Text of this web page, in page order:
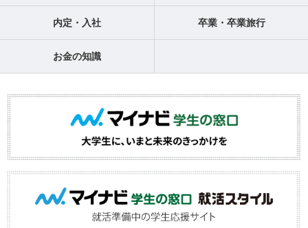
内定・入社 卒業・卒業旅行
お金の知識